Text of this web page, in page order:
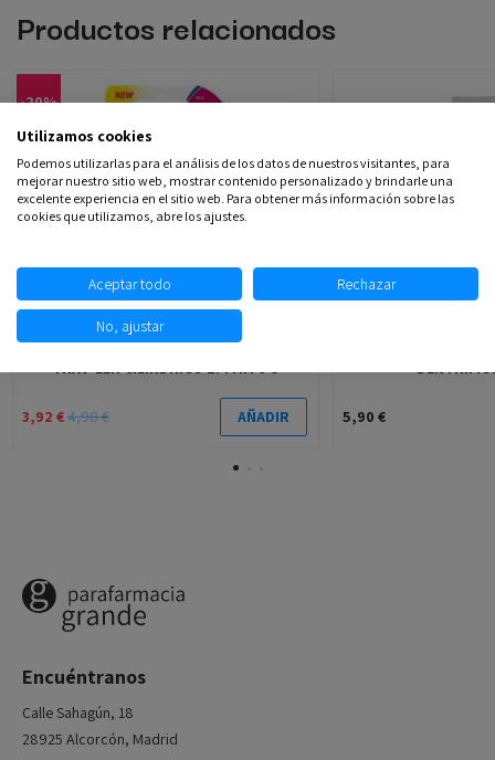
Productos relacionados
-20%
TRAV-LER CILINDRICO 1.4 MM 6 U
3,92 €4,90 € AÑADIR 5,90 €
Encuéntranos
Calle Sahagún, 18
28925 Alcorcón, Madrid
Utilizamos cookies
Podemos utilizarlas para el análisis de los datos de nuestros visitantes, para
mejorar nuestro sitio web, mostrar contenido personalizado y brindarle una
excelente experiencia en el sitio web. Para obtener más información sobre las
cookies que utilizamos, abre los ajustes.
Aceptar todo Rechazar
No, ajustar